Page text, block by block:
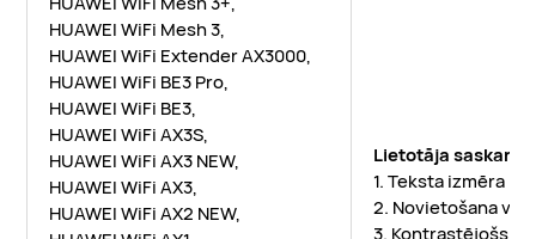
HUAWEI WiFi Mesh 3,
HUAWEI WiFi Extender AX3000,
HUAWEI WiFi BE3 Pro,
HUAWEI WiFi BE3,
HUAWEI WiFi AX3S,
HUAWEI WiFi AX3 NEW,
HUAWEI WiFi AX3,
HUAWEI WiFi AX2 NEW,
Lietotāja
1. Teksta izmēra
2. Novietošana
3. Kontrastējošs